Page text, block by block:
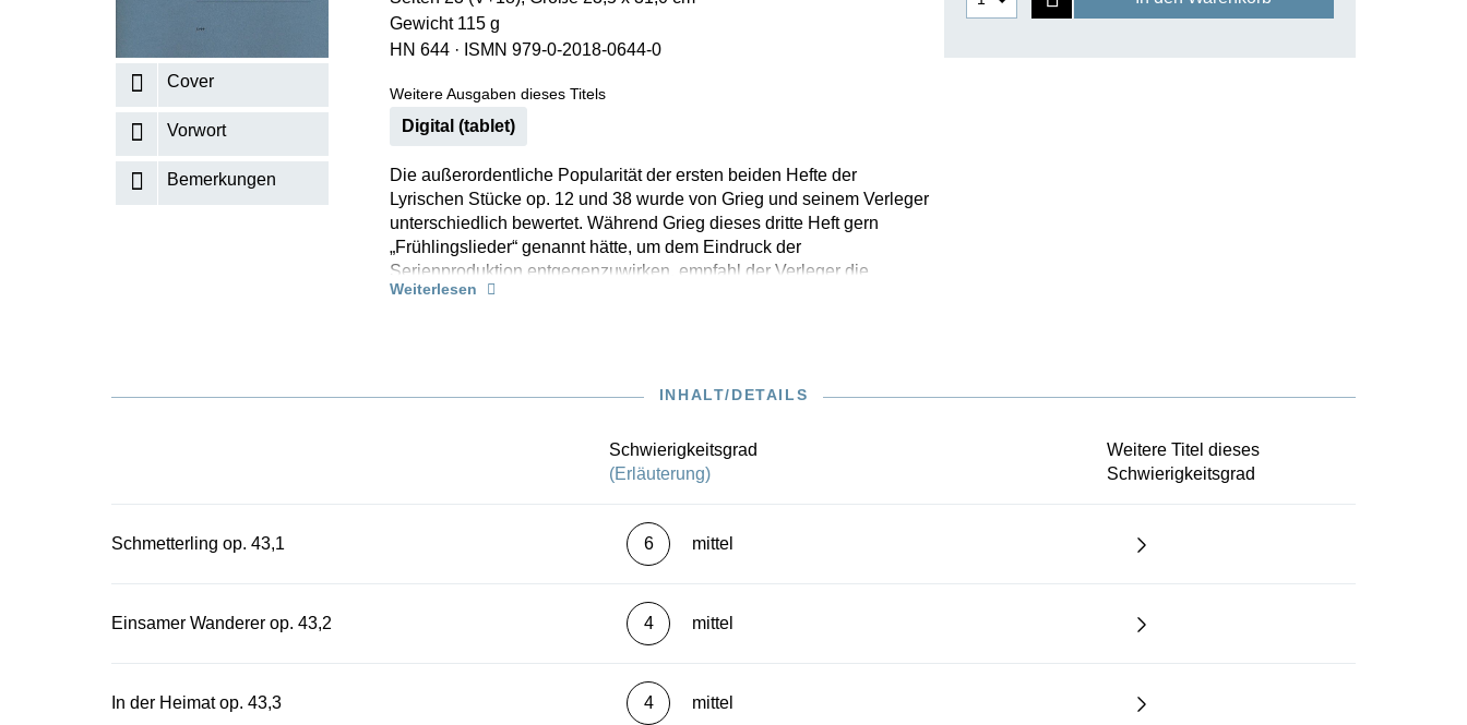
KISSIN THE COMPOSER
RICHARD STRAUSS
Cover
Vorwort
Bemerkungen
Gewicht 115 g
HN 644 · ISMN 979-0-2018-0644-0
Weitere Ausgaben dieses Titels
Digital (tablet)
Die außerordentliche Popularität der ersten beiden Hefte der
Lyrischen Stücke op. 12 und 38 wurde von Grieg und seinem Verleger
unterschiedlich bewertet. Während Grieg dieses dritte Heft gern
„Frühlingslieder“ genannt hätte, um dem Eindruck der
Serienproduktion entgegenzuwirken, empfahl der Verleger die
Beibehaltung der „Marke“ Lyrische Stücke und setzte sich damit
Weiterlesen
INHALT/DETAILS
Schwierigkeitsgrad
(Erläuterung)
Weitere Titel dieses
Schwierigkeitsgrad
Schmetterling op. 43,1 6 mittel
Einsamer Wanderer op. 43,2 4 mittel
In der Heimat op. 43,3 4 mittel